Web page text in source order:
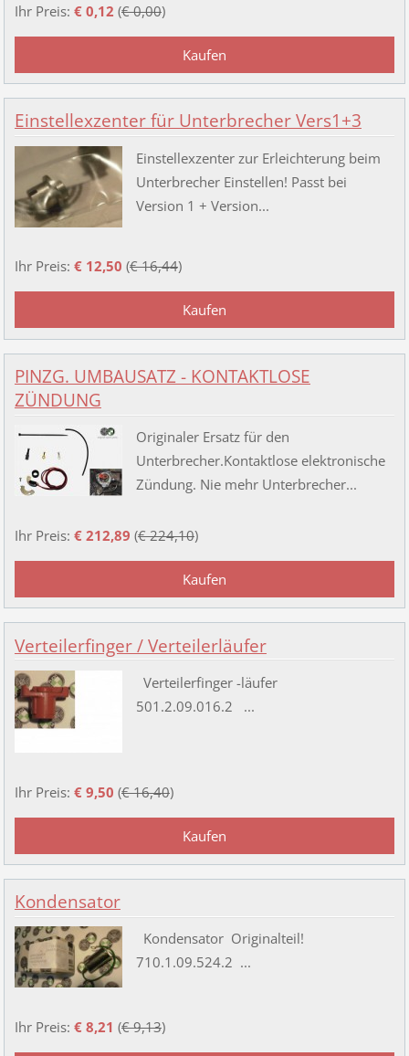
Ihr Preis: € 0,12 (€ 0,00)
Einstellexzenter für Unterbrecher Vers1+3
Einstellexzenter zur Erleichterung beim
Unterbrecher Einstellen! Passt bei
Version 1 + Version...
Ihr Preis: € 12,50 (€ 16,44)
PINZG. UMBAUSATZ - KONTAKTLOSE
ZÜNDUNG
Originaler Ersatz für den
Unterbrecher.Kontaktlose elektronische
Zündung. Nie mehr Unterbrecher...
Ihr Preis: € 212,89 (€ 224,10)
Verteilerfinger / Verteilerläufer
Verteilerfinger -läufer
501.2.09.016.2 ...
Ihr Preis: € 9,50 (€ 16,40)
Kondensator
Kondensator Originalteil!
710.1.09.524.2 ...
Ihr Preis: € 8,21 (€ 9,13)